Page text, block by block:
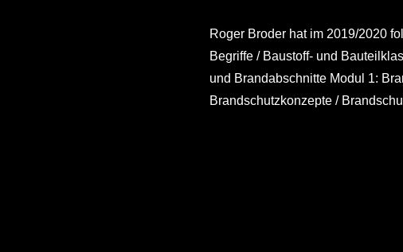
Roger Broder hat im 2019/2020
Begriffe / Baustoff- und
und Brandabschnitte Modul 1:
Brandschutzkonzepte /